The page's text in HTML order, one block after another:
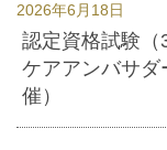
2026年6月18日
認定資格試験（
ケアアンバ
催）